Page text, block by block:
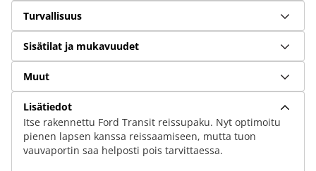
Turvallisuus
Sisätilat ja mukavuudet
Muut
Lisätiedot
Itse rakennettu Ford Transit reissupaku. Nyt optimoitu
pienen lapsen kanssa reissaamiseen, mutta tuon
vauvaportin saa helposti pois tarvittaessa.